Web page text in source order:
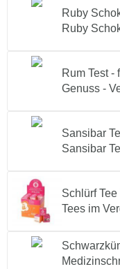
Ruby
Ruby
Rum Test -
Genuss -
Sansibar
Sansibar
Schlürf
Tees im